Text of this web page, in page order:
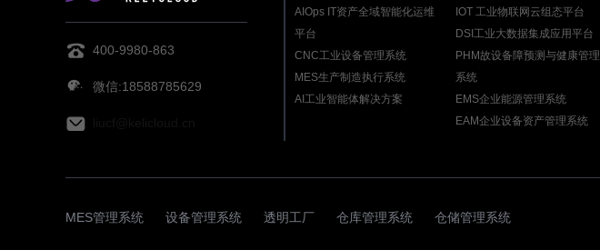
400-9980-863
微信:18588785629
IOT 工业物联网云组态平台
AIOps IT资产全域智能化运维
平台
DSI工业大数据集成应用平台
CNC工业设备管理系统
PHM故设备障预测与健康管理
系统
MES生产制造执行系统
EMS企业能源管理系统
AI工业智能体解决方案
EAM企业设备资产管理系统
MES管理系统 设备管理系统 透明工厂 仓库管理系统
仓储管理系统